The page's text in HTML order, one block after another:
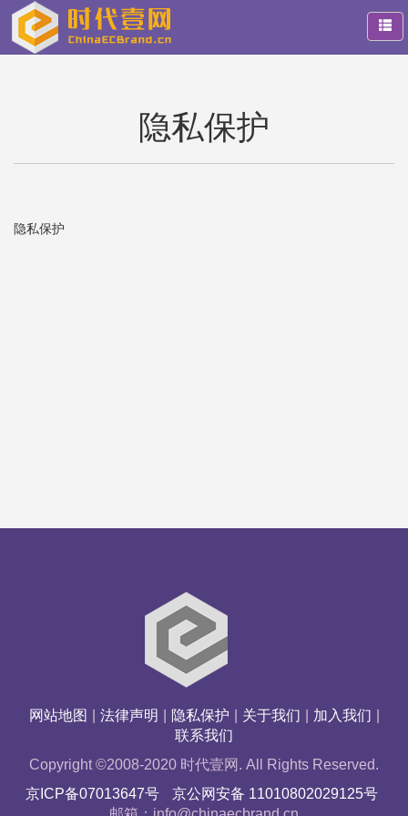
隐私保护
隐私保护
网站地图 法律声明 隐私保护 关于我们 加入我们
联系我们
Copyright ©2008-2020 时代壹网. All Rights Reserved.
京ICP备07013647号
京公网安备 11010802029125号